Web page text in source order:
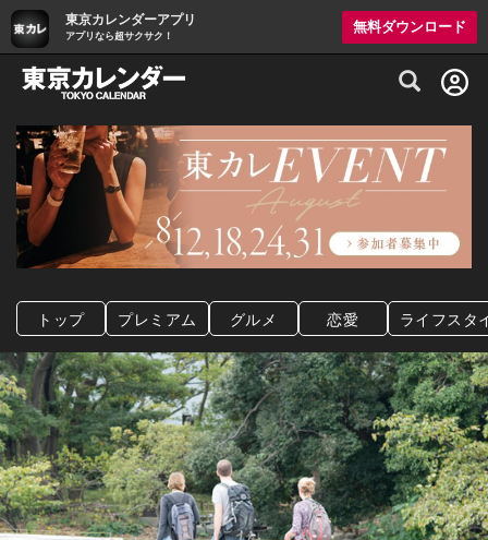
東京カレンダーアプリ
アプリなら超サクサク！
無料ダウンロード
グルメ情報・プレミアムレストラン予約
トップ プレミアム グルメ 恋愛 ライフスタ